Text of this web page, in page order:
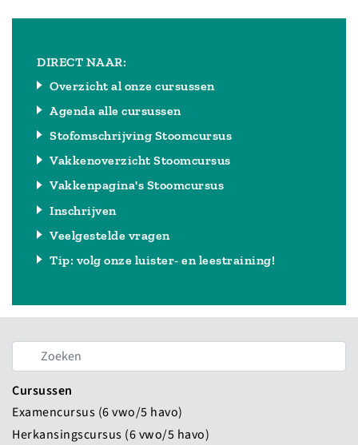
DIRECT NAAR:
Overzicht al onze cursussen
Agenda alle cursussen
Stofomschrijving Stoomcursus
Vakkenoverzicht Stoomcursus
Vakkenpagina's Stoomcursus
Inschrijven
Veelgestelde vragen
Tip: volg onze luister- en leestraining!
Cursussen
Examencursus (6 vwo/5 havo)
Herkansingscursus (6 vwo/5 havo)